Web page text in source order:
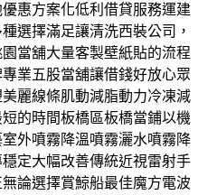
惠方案化低利借貸服務運建
選擇滿足讓清洗西裝公司，
當舖大量客製壁紙貼的流程
業五股當舖讓借錢好放心眾
麗線條肌動減脂動力冷凍減
的時間板橋區板橋當鋪以機
外噴霧降溫噴霧灑水噴霧降
定大幅改善傳統近視雷射手
論選擇賞鯨船最佳魔方電波